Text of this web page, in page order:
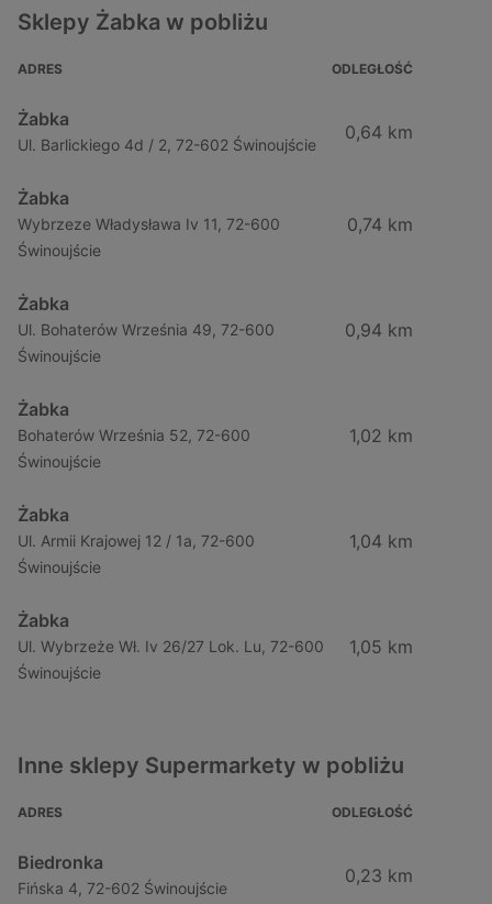
Sklepy Żabka w pobliżu
ADRES ODLEGŁOŚĆ
Żabka
Ul. Barlickiego 4d / 2, 72-602 Świnoujście
0,64 km
Żabka
Wybrzeze Władysława Iv 11, 72-600
Świnoujście
0,74 km
Żabka
Ul. Bohaterów Września 49, 72-600
Świnoujście
0,94 km
Żabka
Bohaterów Września 52, 72-600
Świnoujście
1,02 km
Żabka
Ul. Armii Krajowej 12 / 1a, 72-600
Świnoujście
1,04 km
Żabka
Ul. Wybrzeże Wł. Iv 26/27 Lok. Lu, 72-600
Świnoujście
1,05 km
Inne sklepy Supermarkety w pobliżu
ADRES ODLEGŁOŚĆ
Biedronka
Fińska 4, 72-602 Świnoujście
0,23 km